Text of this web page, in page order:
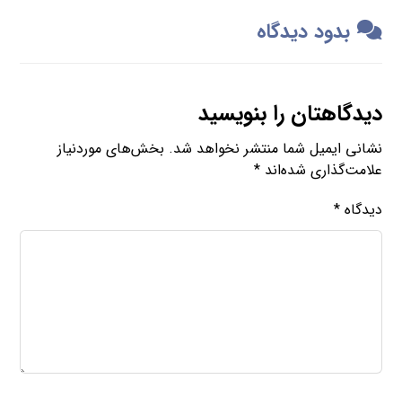
بدود دیدگاه
دیدگاهتان را بنویسید
نشانی ایمیل شما منتشر نخواهد شد. بخش‌های موردنیاز
علامت‌گذاری شده‌اند*
دیدگاه*